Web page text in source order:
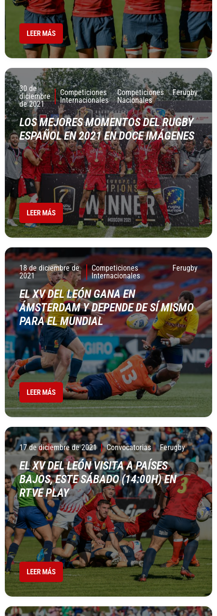
LEER MÁS
30 de
diciembre
de 2021
Competiciones
Internacionales
Competiciones
Nacionales
Ferugby
LOS MEJORES MOMENTOS DEL RUGBY
ESPAÑOL EN 2021 EN DOCE IMÁGENES
LEER MÁS
18 de diciembre de
2021
Competiciones
Internacionales
Ferugby
EL XV DEL LEÓN GANA EN
ÁMSTERDAM Y DEPENDE DE SÍ MISMO
PARA EL MUNDIAL
LEER MÁS
17 de diciembre de 2021 Convocatorias Ferugby
EL XV DEL LEÓN VISITA A PAÍSES
BAJOS, ESTE SÁBADO (14:00H) EN
RTVE PLAY
LEER MÁS